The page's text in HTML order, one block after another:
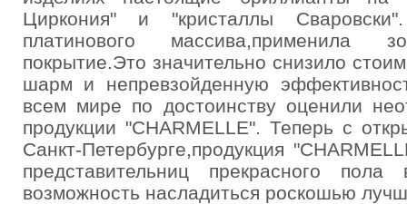
Циркония" и "кристаллы
платинового массива,применила
покрытие.Это значительно снизило
шарм и непревзойденную
всем мире по достоинству оценили
продукции "CHARMELLE". Теперь с
Санкт-Петербурге,продукция
представительниц прекрасного
возможность насладиться роскошью